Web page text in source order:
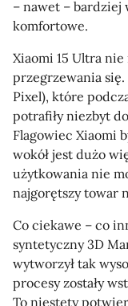
– nawet – bardziej
komfortowe.
Xiaomi 15 Ultra
przegrzewania
Pixel), które
potrafiły niezbyt
Flagowiec Xiaomi
wokół jest dużo
użytkowania nie
najgorętszy towar
Co ciekawe – co
syntetyczny 3D
wytworzył tak
procesy zostały
To niestety